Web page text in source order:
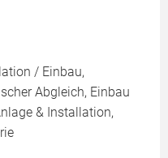
/ Einbau,
Abgleich, Einbau
& Installation,